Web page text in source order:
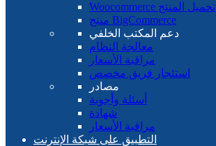
Woocommerce تحميل المنتج
منتج BigCommerce
دعم المكتب الخلفي
معالجة النظام
مراقبة الأسعار
استئجار فريق مخصص
مصادر
أسئلة وأجوبة
شهادة
مراقبة الأسعار
التطبيق على شبكة الإنترنت